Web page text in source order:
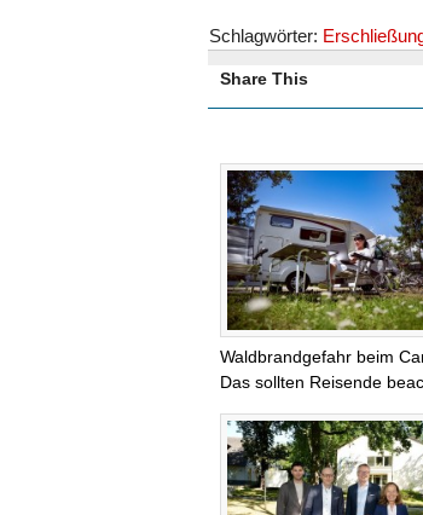
Schlagwörter:
Share This
Waldbrandgefahr beim
Das sollten Reisende